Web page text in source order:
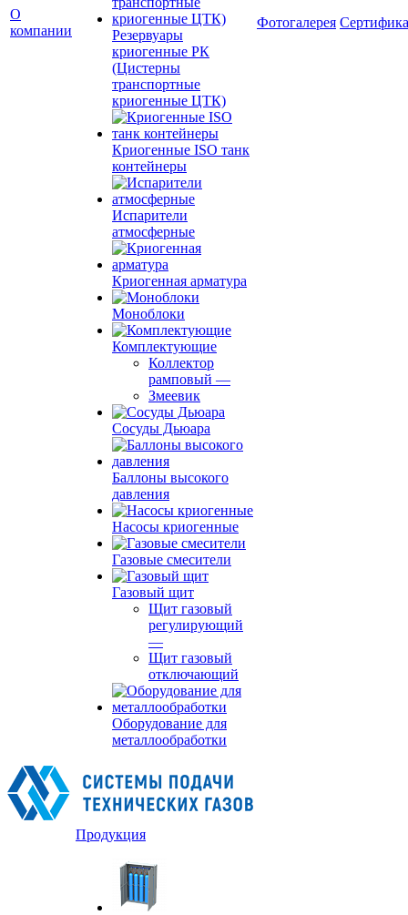
О
компании
Резервуары
криогенные РК
(Цистерны
транспортные
криогенные ЦТК)
Криогенные ISO танк
контейнеры
Испарители
атмосферные
Криогенная арматура
Моноблоки
Комплектующие
Коллектор
рамповый —
Змеевик
Сосуды Дьюара
Баллоны высокого
давления
Насосы криогенные
Газовые смесители
Газовый щит
Щит газовый
регулирующий
—
Щит газовый
отключающий
Оборудование для
металлообработки
Фотогалерея
Продукция